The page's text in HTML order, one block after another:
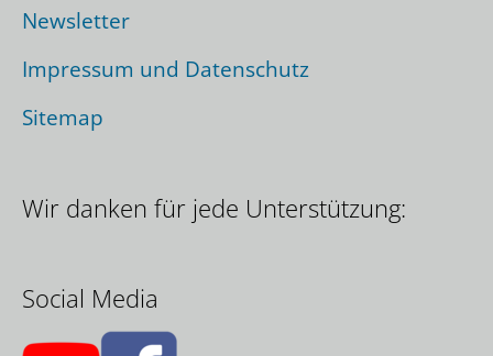
Wir danken für jede Unterstützung:
Social Media
Newsletter
Impressum und Datenschutz
Sitemap